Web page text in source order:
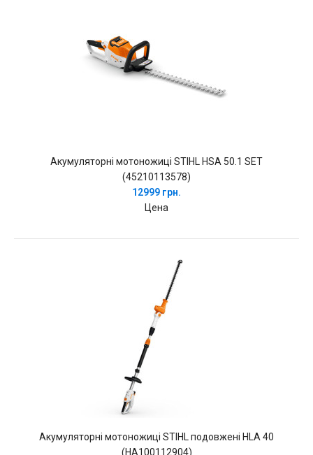
Акумуляторні мотоножиці STIHL HSA 50.1 SET
(45210113578)
12999 грн.
Цена
Акумуляторні мотоножиці STIHL подовжені HLA 40
(HA100112904)